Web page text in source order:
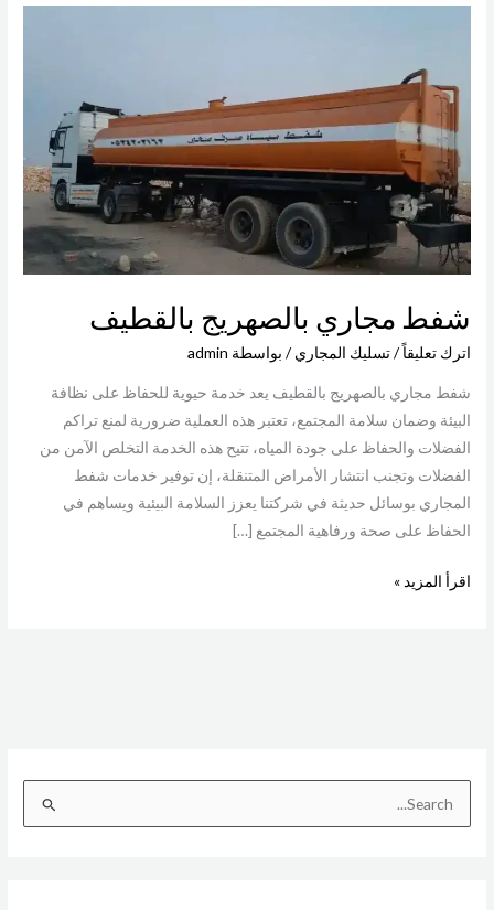
شفط مجاري بالصهريج بالقطيف
اترك تعليقاً/تسليك المجاري / بواسطة admin
شفط مجاري بالصهريج بالقطيف يعد خدمة حيوية للحفاظ على نظافة
البيئة وضمان سلامة المجتمع، تعتبر هذه العملية ضرورية لمنع تراكم
الفضلات والحفاظ على جودة المياه، تتيح هذه الخدمة التخلص الآمن من
الفضلات وتجنب انتشار الأمراض المتنقلة، إن توفير خدمات شفط
المجاري بوسائل حديثة في شركتنا يعزز السلامة البيئية ويساهم في
الحفاظ على صحة ورفاهية المجتمع […]
بالصهريج
بالقطيف
اقرأ المزيد »